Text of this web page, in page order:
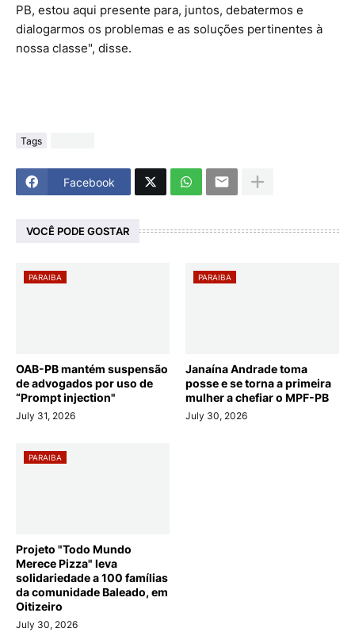
PB, estou aqui presente para, juntos, debatermos e
dialogarmos os problemas e as soluções pertinentes à
nossa classe", disse.
Tags
Facebook
VOCÊ PODE GOSTAR
PARAIBA
OAB-PB mantém suspensão
de advogados por uso de
“Prompt injection"
July 31, 2026
PARAIBA
Janaína Andrade toma
posse e se torna a primeira
mulher a chefiar o MPF-PB
July 30, 2026
PARAIBA
Projeto "Todo Mundo
Merece Pizza" leva
solidariedade a 100 famílias
da comunidade Baleado, em
Oitizeiro
July 30, 2026